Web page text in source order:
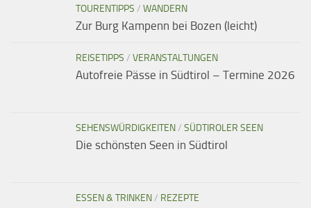
TOURENTIPPS / WANDERN
Zur Burg Kampenn bei Bozen (leicht)
REISETIPPS / VERANSTALTUNGEN
Autofreie Pässe in Südtirol – Termine 2026
SEHENSWÜRDIGKEITEN/ SÜDTIROLER SEEN
Die schönsten Seen in Südtirol
ESSEN & TRINKEN/ REZEPTE